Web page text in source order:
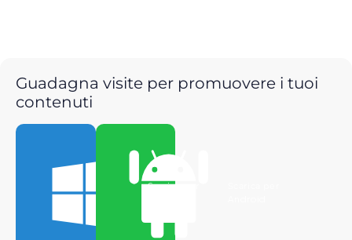
Guadagna visite per promuovere i tuoi
contenuti
Scarica per